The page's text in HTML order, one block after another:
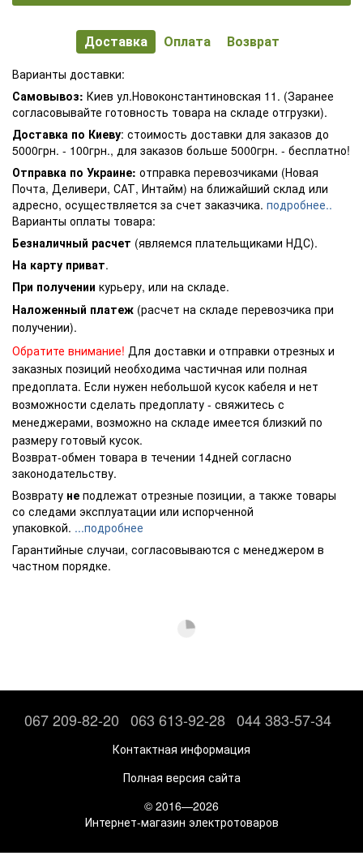
Доставка Оплата Возврат
Варианты доставки:
Самовывоз: Киев ул.Новоконстантиновская 11. (Заранее
согласовывайте готовность товара на складе отгрузки).
Доставка по Киеву: стоимость доставки для заказов до
5000грн. - 100грн., для заказов больше 5000грн. - бесплатно!
Отправка по Украине: отправка перевозчиками (Новая
Почта, Деливери, САТ, Интайм) на ближайший склад или
адресно, осуществляется за счет заказчика. подробнее..
Варианты оплаты товара:
Безналичный расчет (являемся плательщиками НДС).
На карту приват.
При получении курьеру, или на складе.
Наложенный платеж (расчет на складе перевозчика при
получении).
Обратите внимание! Для доставки и отправки отрезных и
заказных позиций необходима частичная или полная
предоплата. Если нужен небольшой кусок кабеля и нет
возможности сделать предоплату - свяжитесь с
менеджерами, возможно на складе имеется близкий по
размеру готовый кусок.
Возврат-обмен товара в течении 14дней согласно
законодательству.
Возврату не подлежат отрезные позиции, а также товары
со следами эксплуатации или испорченной
упаковкой. ...подробнее
Гарантийные случаи, согласовываются с менеджером в
частном порядке.
067 209-82-20 063 613-92-28 044 383-57-34
Контактная информация
Полная версия сайта
© 2016—2026
Интернет-магазин электротоваров